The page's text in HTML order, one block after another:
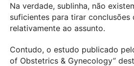
Na verdade, sublinha, não
suficientes para tirar conclusões
relativamente ao assunto.
Contudo, o estudo publicado
of Obstetrics & Gynecology”